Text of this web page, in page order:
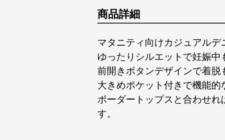
商品詳細
マタニティ向けカジュアルデ
ゆったりシルエットで妊娠中
前開きボタンデザインで着脱
大きめポケット付きで機能的
ボーダートップスと合わせれ
す。